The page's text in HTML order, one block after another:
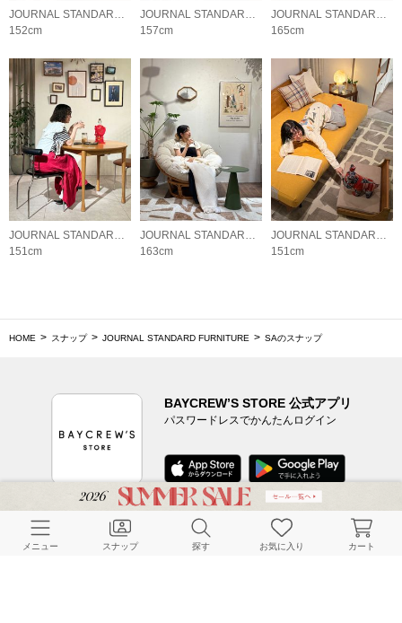
JOURNAL STANDARD FURNITURE
152cm
JOURNAL STANDARD FURNITURE
157cm
JOURNAL STANDARD FURNITURE
165cm
JOURNAL STANDARD FURNITURE
151cm
JOURNAL STANDARD FURNITURE
163cm
JOURNAL STANDARD FURNITURE
151cm
HOME スナップ JOURNAL STANDARD FURNITURE SAのスナップ
BAYCREW’S STORE 公式アプリ
パスワードレスでかんたんログイン
CUSTOMER SERVICE
メニュー スナップ 探す お気に入り カート